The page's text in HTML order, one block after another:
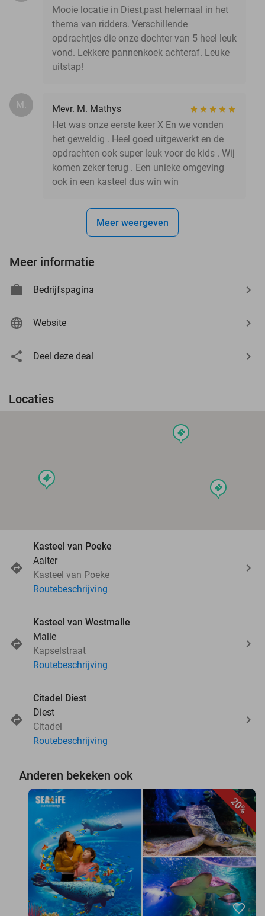
Mooie locatie in Diest,past helemaal in het
thema van ridders. Verschillende
opdrachtjes die onze dochter van 5 heel leuk
vond. Lekkere pannenkoek achteraf. Leuke
uitstap!
M.
Mevr. M. Mathys
Het was onze eerste keer X En we vonden
het geweldig . Heel goed uitgewerkt en de
opdrachten ook super leuk voor de kids . Wij
komen zeker terug . Een unieke omgeving
ook in een kasteel dus win win
Meer weergeven
Meer informatie
Bedrijfspagina
Website
Deel deze deal
Locaties
events
events
events
Kasteel van Poeke
Aalter
Kasteel van Poeke
Routebeschrijving
Kasteel van Westmalle
Malle
Kapselstraat
Routebeschrijving
Citadel Diest
Diest
Citadel
Routebeschrijving
Anderen bekeken ook
20%
favorite_border